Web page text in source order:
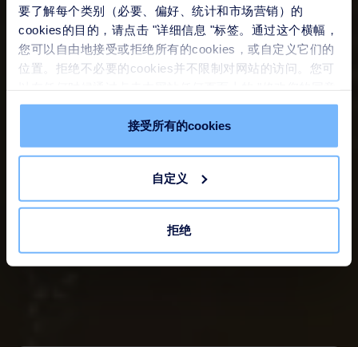
要了解每个类别（必要、偏好、统计和市场营销）的
cookies的目的，请点击 "详细信息 "标签。通过这个横幅，
您可以自由地接受或拒绝所有的cookies，或自定义它们的
位置。拒绝不必要的cookies并不限制对网站的访问。您可
" 链接来撤回您的同意。请在我们的Cookie政策中了解更
接受所有的cookies
自定义
拒绝